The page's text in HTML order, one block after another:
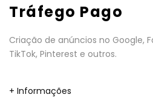
Tráfego Pago
Criação de anúncios no Google,
TikTok, Pinterest e outros.
+ Informações